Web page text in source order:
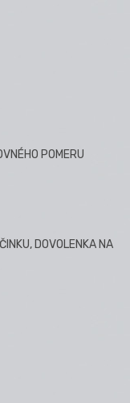
POMERU
DOVOLENKA NA